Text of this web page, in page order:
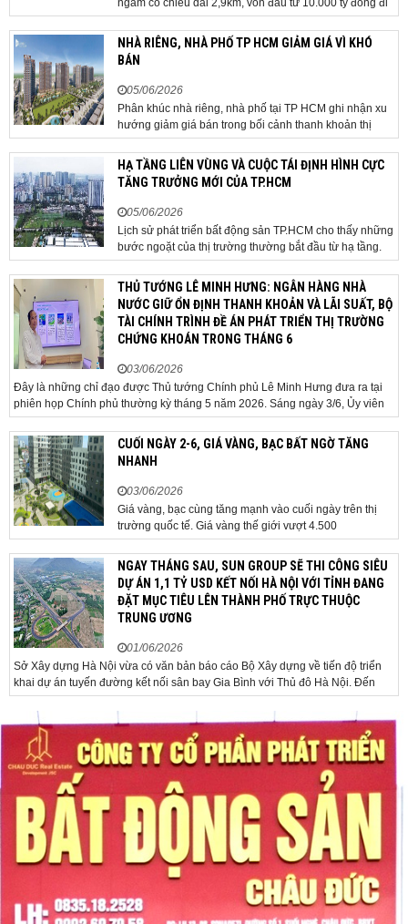
ngầm có chiều dài 2,9km, vốn đầu tư 10.000 tỷ đồng đi
qua sân bay quốc tế. TP Đà Nẵng đang nghiên cứu một
phương án hạ tầng mang tính đột phá khi đề xuất xây
dựng tuyến hầm ngầm xuyên qua khu vực sân...
NHÀ RIÊNG, NHÀ PHỐ TP HCM GIẢM GIÁ VÌ KHÓ
BÁN
05/06/2026
Phân khúc nhà riêng, nhà phố tại TP HCM ghi nhận xu
hướng giảm giá bán trong bối cảnh thanh khoản thị
trường suy yếu, người mua thận trọng. Sau hơn 5 tháng
rao bán căn nhà trong hẻm khu vực Bảy Hiền, anh
Minh, một chủ nhà tại TP HCM, chấp nhận hạ giá...
HẠ TẦNG LIÊN VÙNG VÀ CUỘC TÁI ĐỊNH HÌNH CỰC
TĂNG TRƯỞNG MỚI CỦA TP.HCM
05/06/2026
Lịch sử phát triển bất động sản TP.HCM cho thấy những
bước ngoặt của thị trường thường bắt đầu từ hạ tầng.
Khi các tuyến kết nối liên vùng đồng loạt tăng tốc, cấu
trúc phát triển đô thị đang dần thay đổi, mở ra những
hành lang tăng trưởng mới và kéo theo quá...
THỦ TƯỚNG LÊ MINH HƯNG: NGÂN HÀNG NHÀ
NƯỚC GIỮ ỔN ĐỊNH THANH KHOẢN VÀ LÃI SUẤT, BỘ
TÀI CHÍNH TRÌNH ĐỀ ÁN PHÁT TRIỂN THỊ TRƯỜNG
CHỨNG KHOÁN TRONG THÁNG 6
03/06/2026
Đây là những chỉ đạo được Thủ tướng Chính phủ Lê Minh Hưng đưa ra tại
phiên họp Chính phủ thường kỳ tháng 5 năm 2026. Sáng ngày 3/6, Ủy viên
Bộ Chính trị, Bí thư Đảng ủy Chính phủ, Thủ tướng Chính phủ Lê Minh Hưng
đã chủ trì phiên họp Chính phủ thường...CUỐI NGÀY 2-6, GIÁ VÀNG, BẠC BẤT NGỜ TĂNG
NHANH
03/06/2026
Giá vàng, bạc cùng tăng mạnh vào cuối ngày trên thị
trường quốc tế. Giá vàng thế giới vượt 4.500
USD/ounce. Cuối ngày 2-6, giá vàng hôm nay trên thị
trường quốc tế được giao dịch ở mức 4.520
USD/ounce, tăng khoảng 35 USD/ounce so với buổi
sáng. Trong phiên, có thời điểm giá vàng...
NGAY THÁNG SAU, SUN GROUP SẼ THI CÔNG SIÊU
DỰ ÁN 1,1 TỶ USD KẾT NỐI HÀ NỘI VỚI TỈNH ĐANG
ĐẶT MỤC TIÊU LÊN THÀNH PHỐ TRỰC THUỘC
TRUNG ƯƠNG
01/06/2026
Sở Xây dựng Hà Nội vừa có văn bản báo cáo Bộ Xây dựng về tiến độ triển
khai dự án tuyến đường kết nối sân bay Gia Bình với Thủ đô Hà Nội. Đến
nay, công tác giải phóng mặt bằng và chuẩn bị đầu tư của dự án đã ghi nhận
nhiều kết...